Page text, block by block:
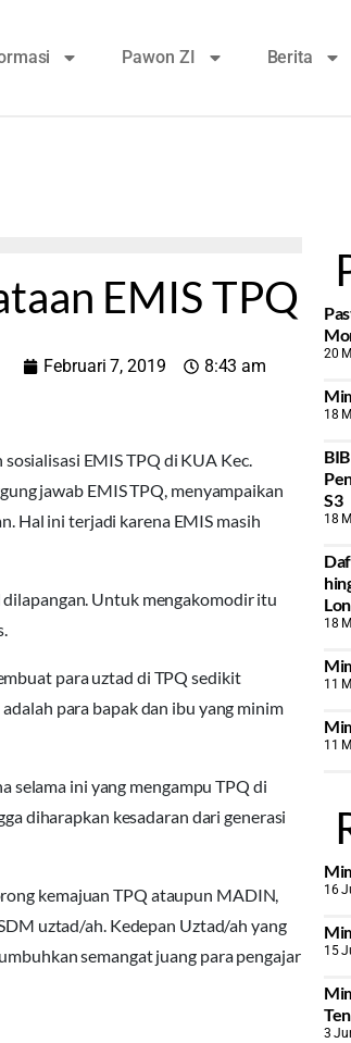
Pawon ZI Berita
EMIS TPQ
Februari 7, 2019 8:43 am
EMIS TPQ di KUA Kec.
jawab EMIS TPQ, menyampaikan
Hal ini terjadi karena EMIS masih
dilapangan. Untuk mengakomodir itu
para uztad di TPQ sedikit
para bapak dan ibu yang minim
selama ini yang mengampu TPQ di
diharapkan kesadaran dari generasi
kemajuan TPQ ataupun MADIN,
uztad/ah. Kedepan Uztad/ah yang
semangat juang para pengajar
20
18
S3
18
18
11
11
16
15
3